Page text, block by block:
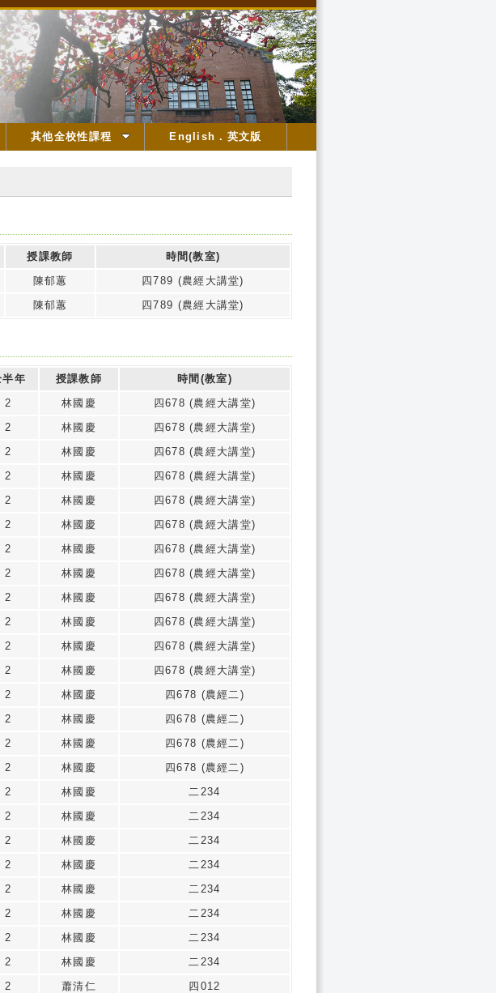
其他全校性課程 English．英文版
授課教師
時間(教室)
陳郁蕙
四789 (農經大講堂)
陳郁蕙 四789 (農經大講堂)
半年 授課教師
時間(教室)
2 林國慶
四678 (農經大講堂)
2 林國慶
四678 (農經大講堂)
2 林國慶
四678 (農經大講堂)
2 林國慶
四678 (農經大講堂)
2 林國慶
四678 (農經大講堂)
2 林國慶
四678 (農經大講堂)
2 林國慶
四678 (農經大講堂)
2 林國慶
四678 (農經大講堂)
2 林國慶
四678 (農經大講堂)
2 林國慶
四678 (農經大講堂)
2 林國慶
四678 (農經大講堂)
2 林國慶
四678 (農經大講堂)
2 林國慶
四678 (農經二)
2 林國慶
四678 (農經二)
2 林國慶
四678 (農經二)
2 林國慶
四678 (農經二)
2 林國慶
二234
2 林國慶
二234
2 林國慶
二234
2 林國慶
二234
2 林國慶
二234
2 林國慶
二234
2 林國慶
二234
2 林國慶
二234
2 蕭清仁
四012